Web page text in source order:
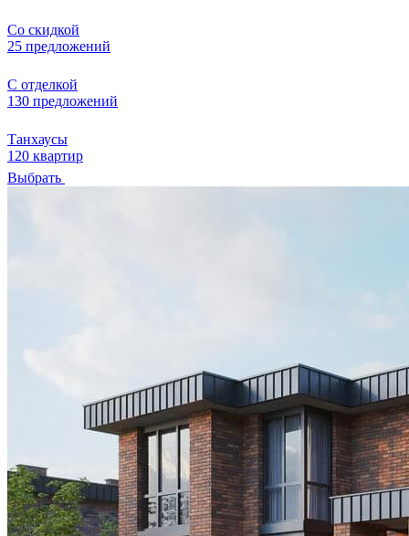
Со скидкой
25 предложений
С отделкой
130 предложений
Танхаусы
120 квартир
Выбрать